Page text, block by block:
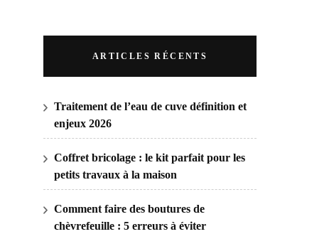
ARTICLES RÉCENTS
Traitement de l’eau de cuve définition et
enjeux 2026
Coffret bricolage : le kit parfait pour les
petits travaux à la maison
Comment faire des boutures de
chèvrefeuille : 5 erreurs à éviter